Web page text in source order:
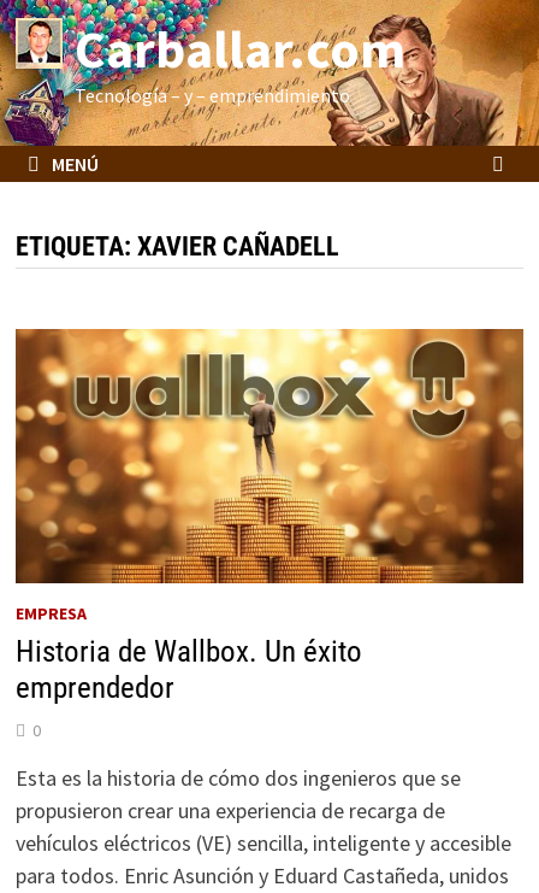
Saltar
al
contenidoCarballar.com
Tecnología – y – emprendimiento
MENÚ
ETIQUETA: XAVIER CAÑADELL
EMPRESA
Historia de Wallbox. Un éxito
emprendedor
0
Esta es la historia de cómo dos ingenieros que se
propusieron crear una experiencia de recarga de
vehículos eléctricos (VE) sencilla, inteligente y accesible
para todos. Enric Asunción y Eduard Castañeda, unidos